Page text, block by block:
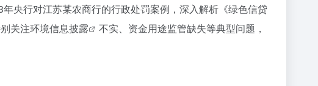
央行对江苏某农商行的行政处罚案例，深入解析《绿色信贷
关注环境信息披露
不实、资金用途监管缺失等典型问题，